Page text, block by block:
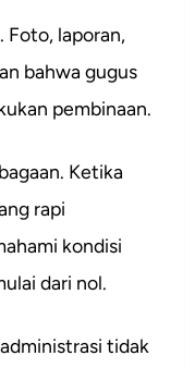
Foto, laporan,
bahwa gugus
pembinaan.
Ketika
rapi
kondisi
dari nol.
tidak